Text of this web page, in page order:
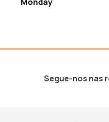
Segue-nos nas